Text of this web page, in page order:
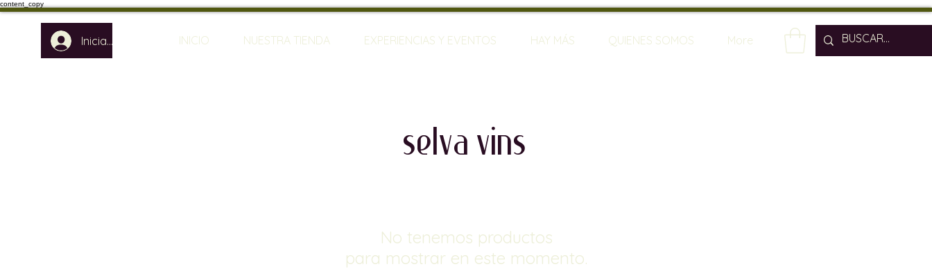
content_copy
Iniciar sesión INICIO NUESTRA TIENDA EXPERIENCIAS Y EVENTOS HAY MÁS QUIENES SOMOS More
selva vins
No tenemos productos
para mostrar en este momento.